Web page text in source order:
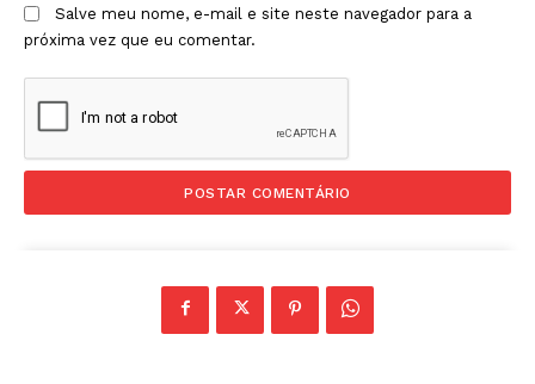
Salve meu nome, e-mail e site neste navegador para a
próxima vez que eu comentar.